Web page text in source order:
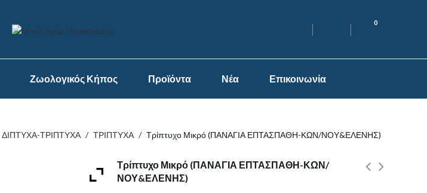
0
Ζωολογικός Κήπος Προϊόντα Νέα Επικοινωνία
ΔΙΠΤΥΧΑ-ΤΡΙΠΤΥΧΑ / ΤΡΙΠΤΥΧΑ / Τρίπτυχο Μικρό (ΠΑΝΑΓΙΑ ΕΠΤΑΣΠΑΘΗ-ΚΩΝ/ΝΟΥ&ΕΛΕΝΗΣ)
Τρίπτυχο Μικρό (ΠΑΝΑΓΙΑ ΕΠΤΑΣΠΑΘΗ-ΚΩΝ/
ΝΟΥ&ΕΛΕΝΗΣ)